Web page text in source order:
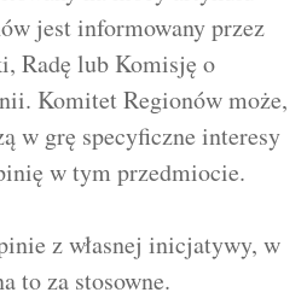
jest informowany przez
Radę lub Komisję o
Komitet Regionów może,
w grę specyficzne interesy
w tym przedmiocie.
z własnej inicjatywy, w
to za stosowne.